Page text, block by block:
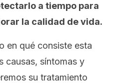
a tiempo para
la calidad de vida.
en qué consiste esta
causas, síntomas y
su tratamiento